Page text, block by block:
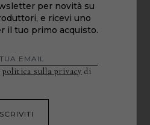
per novità su
e ricevi uno
il tuo primo acquisto.
politica sulla privacy di